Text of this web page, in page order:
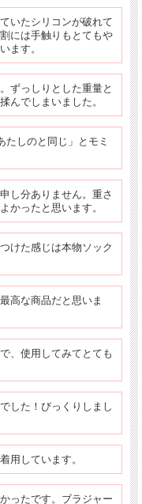
いたシリコンが破れて
には手触りもとてもや
ます。
ずっしりとした重量と
んでしまいました。
たしのと同じ」とモミ
し分ありません。重さ
かったと思います。
けた感じは本物ソック
高な商品だと思いま
、使用してみてとても
した！びっくりしまし
用しています。
ったです。ブラジャー